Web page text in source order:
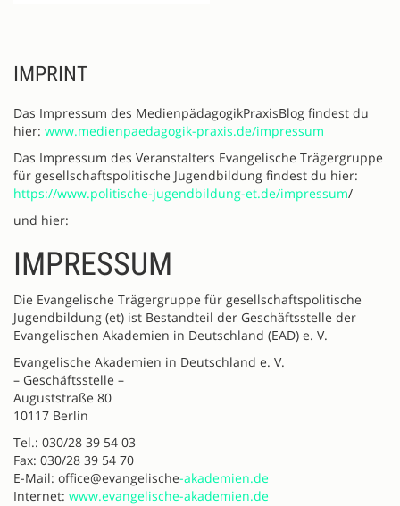
IMPRINT
Das Impressum des MedienpädagogikPraxisBlog findest du
hier: www.medienpaedagogik-praxis.de/impressum
Das Impressum des Veranstalters Evangelische Trägergruppe
für gesellschaftspolitische Jugendbildung findest du hier:
https://www.politische-jugendbildung-et.de/impressum/
und hier:
IMPRESSUM
Die Evangelische Trägergruppe für gesellschaftspolitische
Jugendbildung (et) ist Bestandteil der Geschäftsstelle der
Evangelischen Akademien in Deutschland (EAD) e. V.
Evangelische Akademien in Deutschland e. V.
– Geschäftsstelle –
Auguststraße 80
10117 Berlin
Tel.: 030/28 39 54 03
Fax: 030/28 39 54 70
E-Mail: office@evangelische-akademien.de
Internet: www.evangelische-akademien.de